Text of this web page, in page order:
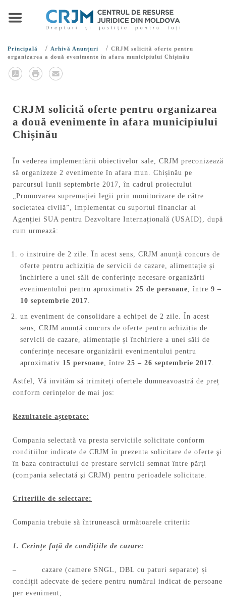
Principală / Arhivă Anunțuri / CRJM solicită oferte pentru
organizarea a două evenimente în afara municipiului Chișinău
CRJM solicită oferte pentru organizarea
a două evenimente în afara municipiului
Chișinău
În vederea implementării obiectivelor sale, CRJM preconizează
să organizeze 2 evenimente în afara mun. Chișinău pe
parcursul lunii septembrie 2017, în cadrul proiectului
„Promovarea supremației legii prin monitorizare de către
societatea civilă”, implementat cu suportul financiar al
Agenției SUA pentru Dezvoltare Internațională (USAID), după
cum urmează:
o instruire de 2 zile. În acest sens, CRJM anunță concurs de
oferte pentru achiziția de servicii de cazare, alimentație și
închiriere a unei săli de conferințe necesare organizării
evenimentului pentru aproximativ 25 de persoane, între 9 –
10 septembrie 2017.
un eveniment de consolidare a echipei de 2 zile. În acest
sens, CRJM anunță concurs de oferte pentru achiziția de
servicii de cazare, alimentație și închiriere a unei săli de
conferințe necesare organizării evenimentului pentru
aproximativ 15 persoane, între 25 – 26 septembrie 2017.
Astfel, Vă invităm să trimiteți ofertele dumneavoastră de preț
conform cerințelor de mai jos:
Rezultatele așteptate:
Compania selectată va presta serviciile solicitate conform
condițiilor indicate de CRJM în prezenta solicitare de oferte şi
în baza contractului de prestare servicii semnat între părţi
(compania selectată şi CRJM) pentru perioadele solicitate.
Criteriile de selectare:
Compania trebuie să întrunească următoarele criterii:
1. Cerințe față de condițiile de cazare:
– cazare (camere SNGL, DBL cu paturi separate) și
condiții adecvate de ședere pentru numărul indicat de persoane
per eveniment;